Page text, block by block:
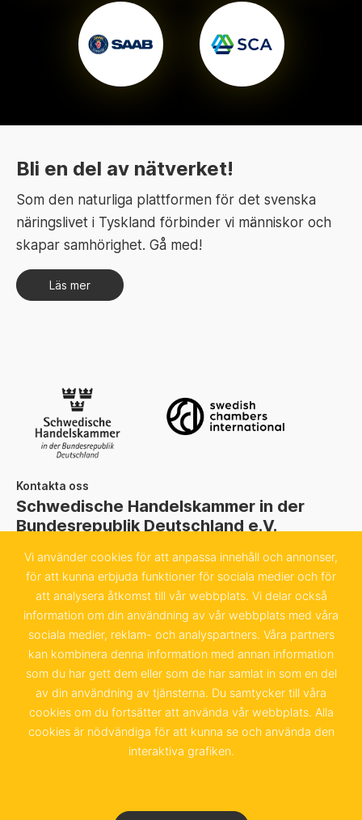
Bli en del av nätverket!
Som den naturliga plattformen för det svenska
näringslivet i Tyskland förbinder vi människor och
skapar samhörighet. Gå med!
Läs mer
Kontakta oss
Schwedische Handelskammer in der
Bundesrepublik Deutschland e.V.
Sachsenstraße 6
20097 Hamburg
+49 40 655 874 0
info@schwedenkammer.de
Impressum
Vi använder cookies för att anpassa innehåll och annonser,
för att kunna erbjuda funktioner för sociala medier och för
att analysera åtkomst till vår webbplats. Vi delar också
information om din användning av vår webbplats med våra
sociala medier, reklam- och analyspartners. Våra partners
kan kombinera denna information med annan information
som du har gett dem eller som de har samlat in som en del
av din användning av tjänsterna. Du samtycker till våra
cookies om du fortsätter att använda vår webbplats. Alla
cookies är nödvändiga för att kunna se och använda den
interaktiva grafiken.